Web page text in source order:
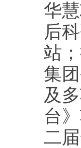
华
后
站
集
及
台
二